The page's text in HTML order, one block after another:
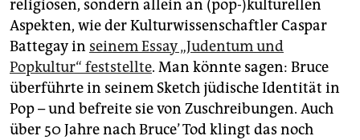
religiösen, sondern allein an (pop-)kulturellen
Aspekten, wie der Kulturwissenschaftler Caspar
Battegay in seinem Essay „Judentum und
Popkultur“ feststellte. Man könnte sagen: Bruce
überführte in seinem Sketch jüdische Identität in
Pop – und befreite sie von Zuschreibungen. Auch
über 50 Jahre nach Bruce’ Tod klingt das noch